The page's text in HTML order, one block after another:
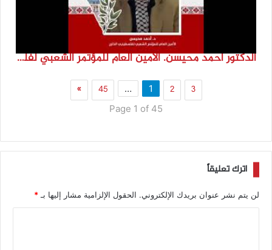
الدكتور احمد محيسن. الامين العام للمؤتمر الشعبي لفلسطينيي الخارج
1 2 3
…
45
»
Page 1 of 45
اترك تعليقاً
لن يتم نشر عنوان بريدك الإلكتروني. الحقول الإلزامية مشار إليها بـ *